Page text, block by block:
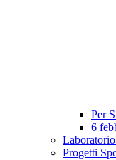
Per
6
Progetti